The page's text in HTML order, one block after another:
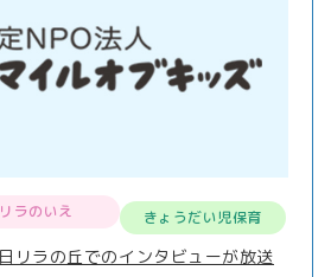
リラのいえ きょうだい児保育
リラの丘でのインタビューが放送